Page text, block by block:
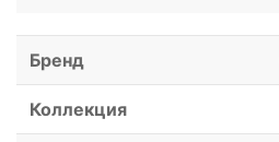
Бренд
Коллекция